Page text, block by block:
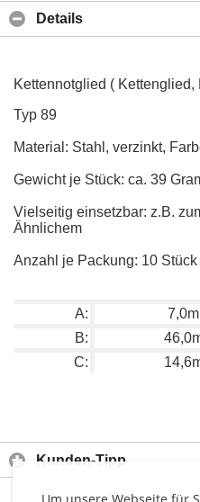
Details
Kettennotglied (
Typ 89
Material: Stahl, verzinkt,
Gewicht je Stück: ca. 39
Vielseitig einsetzbar: z.B.
Ähnlichem
Anzahl je Packung: 10 Stück
A:
B:
C:
Kunden-Tipp